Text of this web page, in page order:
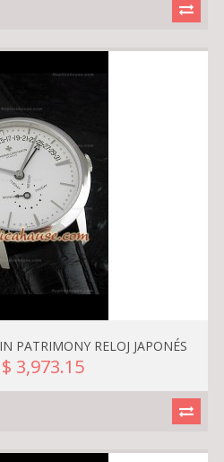
PATRIMONY RELOJ JAPONÉS
3,973.15